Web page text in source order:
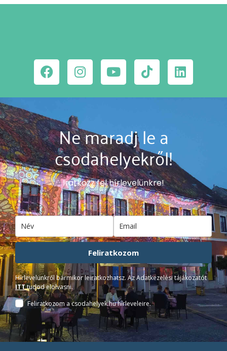
Ne maradj le a
csodahelyekről!
Iratkozz fel hírlevelünkre!
Feliratkozom
Hírlevelünkről bármikor leiratkozhatsz. Az Adatkezelési tájákozatót
ITTtudod elolvasni.
Feliratkozom a csodahelyek.hu hírleveleire.